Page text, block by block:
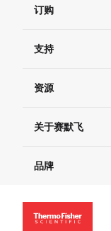
订购
订单支持
现货供应中心
支持
联系我们 - 400 820
查找文件&证书
资源
促销
社交媒体
关于赛默飞
招聘
新闻
社会责任
品牌
Applied Biosystems
Invitrogen